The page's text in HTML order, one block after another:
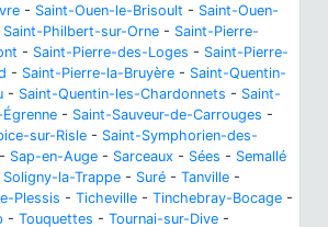
- Saint-Ouen-le-Brisoult - Saint-Ouen-
Saint-Philbert-sur-Orne - Saint-Pierre-
- Saint-Pierre-des-Loges - Saint-Pierre-
- Saint-Pierre-la-Bruyère - Saint-Quentin-
- Saint-Quentin-les-Chardonnets - Saint-
- Saint-Sauveur-de-Carrouges -
sur-Risle - Saint-Symphorien-des-
- Sap-en-Auge - Sarceaux - Sées - Semallé
Soligny-la-Trappe - Suré - Tanville -
Plessis - Ticheville - Tinchebray-Bocage -
- Touquettes - Tournai-sur-Dive -